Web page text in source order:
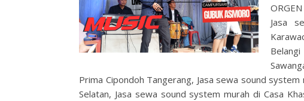
Jasa
Prima Cipondoh Tangerang, Jasa sewa sound
Selatan, Jasa sewa sound system murah di Casa